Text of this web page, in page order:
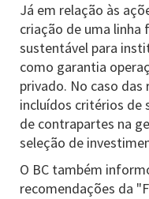
Já em relação às
criação de uma linha
sustentável para
como garantia
privado. No caso das
incluídos critérios de
de contrapartes na
seleção de
O BC também
recomendações da